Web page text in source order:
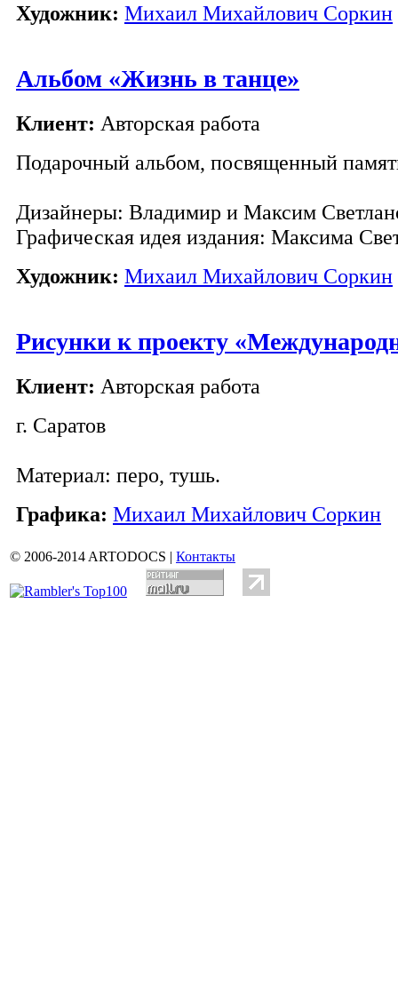
Художник: Михаил Михайлович Соркин
Альбом «Жизнь в танце»
Клиент: Авторская работа
Подарочный альбом, посвященный
Дизайнеры: Владимир и Максим
Графическая идея издания: Максима
Художник: Михаил Михайлович Соркин
Рисунки к проекту
Клиент: Авторская работа
г. Саратов
Материал: перо, тушь.
Графика: Михаил Михайлович Соркин
© 2006-2014 ARTODOCS | Контакты